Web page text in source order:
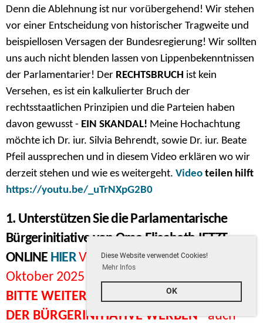
Diese Website verwendet Cookies!
Mehr Infos
OK
Denn die Ablehnung ist nur vorübergehend! Wir stehen
vor einer Entscheidung von historischer Tragweite und
beispiellosen Versagen der Bundesregierung! Wir sollten
uns auch nicht blenden lassen von Lippenbekenntnissen
der Parlamentarier! Der RECHTSBRUCH ist kein
Versehen, es ist ein kalkulierter Bruch der
rechtsstaatlichen Prinzipien und die Parteien haben
davon gewusst - EIN SKANDAL! Meine Hochachtung
möchte ich Dr. iur. Silvia Behrendt, sowie Dr. iur. Beate
Pfeil aussprechen und in diesem Video erklären wo wir
derzeit stehen und wie es weitergeht. Video teilen hilft
https://youtu.be/_uTrNXpG2B0
1. Unterstützen Sie die Parlamentarische
Bürgerinitiative von Oma Elisabeth JETZT
ONLINE HIERVoraussichtlich findet am 23.
Oktober 2025 ein HEARING in Wien statt.
BITTE WEITERHIN FÜRS UNTERSCHREIBEN
DER BÜRGERINITIATIVE WERBEN- auch